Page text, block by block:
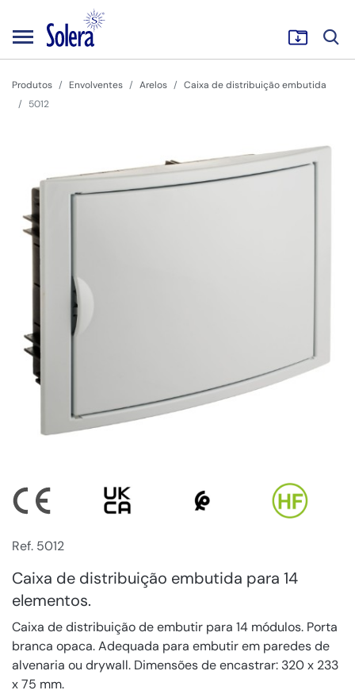
Produtos Envolventes Arelos
Caixa de distribuição embutida
5012
Ref. 5012
Caixa de distribuição embutida para 14
elementos.
Caixa de distribuição de embutir para 14 módulos. Porta
branca opaca. Adequada para embutir em paredes de
alvenaria ou drywall. Dimensões de encastrar: 320 x 233
x 75 mm.